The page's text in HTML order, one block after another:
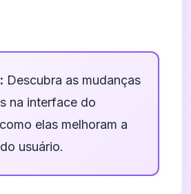
Descubra as mudanças
na interface do
elas melhoram a
usuário.